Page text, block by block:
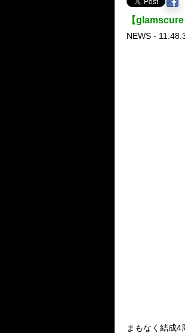
【
NEWS -
まもなく結成4